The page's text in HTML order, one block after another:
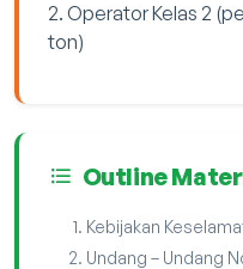
2. Operator Kelas 2
ton)
Outline
Kebijakan
Undang – Undang